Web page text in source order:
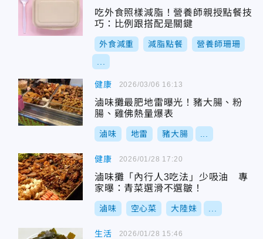
吃外食照樣減脂！營養師親授點餐技
巧：比例跟搭配是關鍵
外食減重 減脂點餐 營養師珊珊
健康
滷味攤最肥地雷曝光！豬大腸、粉
腸、雞佛熱量爆表
滷味 地雷 豬大腸
2026/03/06 16:13
健康
滷味攤「內行人3吃法」少吸油 專
家曝：青菜選滑不選皺！
滷味 空心菜 大陸妹
2026/01/28 17:20
生活 2026/01/28 15:46